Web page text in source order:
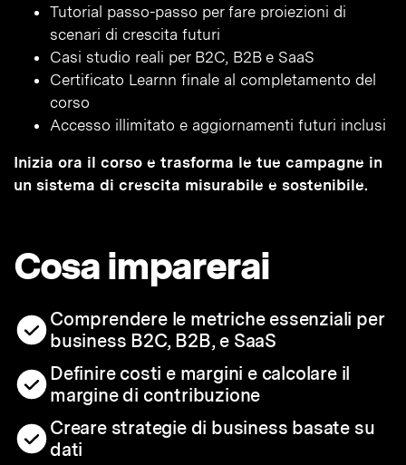
Tutorial passo-passo per fare proiezioni di
scenari di crescita futuri
Casi studio reali per B2C, B2B e SaaS
Certificato Learnn finale al completamento del
corso
Accesso illimitato e aggiornamenti futuri inclusi
Inizia ora il corso e trasforma le tue campagne in
un sistema di crescita misurabile e sostenibile.
Cosa imparerai
Comprendere le metriche essenziali per
business B2C, B2B, e SaaS
Definire costi e margini e calcolare il
margine di contribuzione
Creare strategie di business basate su
dati